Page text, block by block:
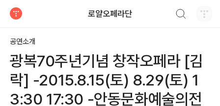
로얄오페라단
공연소개
광복70주년기념 창작오페라 [김
락] -2015.8.15(토) 8.29(토) 1
3:30 17:30 -안동문화예술의전